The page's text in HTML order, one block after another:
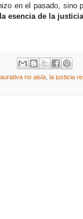
en el pasado, sino
esencia de la
no aisla la justicia